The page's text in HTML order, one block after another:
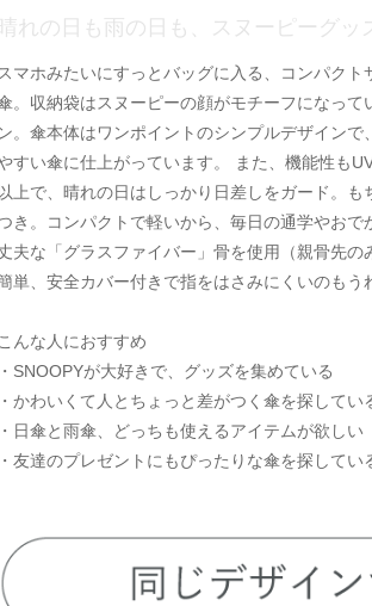
晴れの日も雨の日も、スヌーピーグッ
スマホみたいにすっとバッグに入る、コンパク
。収納袋はスヌーピーの顔がモチーフになって
ン。傘本体はワンポイントのシンプルデザイン
すい傘に仕上がっています。 また、機能性も
以上で、晴れの日はしっかり日差しをガード。
き。コンパクトで軽いから、毎日の通学やおで
夫な「グラスファイバー」骨を使用（親骨先の
単、安全カバー付きで指をはさみにくいのもう
こんな人におすすめ
・SNOOPYが大好きで、グッズを集めている
・かわいくて人とちょっと差がつく傘を探してい
・日傘と雨傘、どっちも使えるアイテムが欲しい
・友達のプレゼントにもぴったりな傘を探してい